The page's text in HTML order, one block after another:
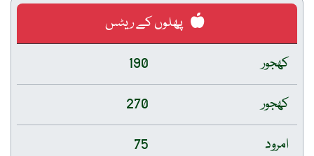
پھلوں کے ریٹس
کھجور
190
کھجور
270
امرود
75